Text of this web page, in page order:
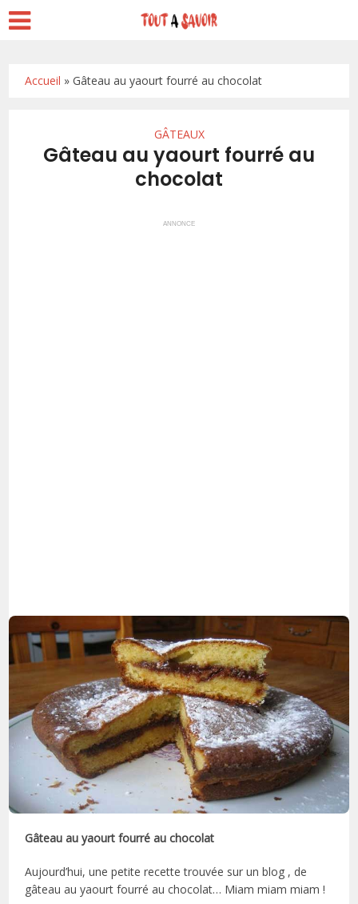
Accueil »Gâteau au yaourt fourré au chocolat
GÂTEAUX
Gâteau au yaourt fourré au
chocolat
ANNONCE
Gâteau au yaourt fourré au chocolat
Aujourd’hui, une petite recette trouvée sur un blog , de
gâteau au yaourt fourré au chocolat… Miam miam miam !